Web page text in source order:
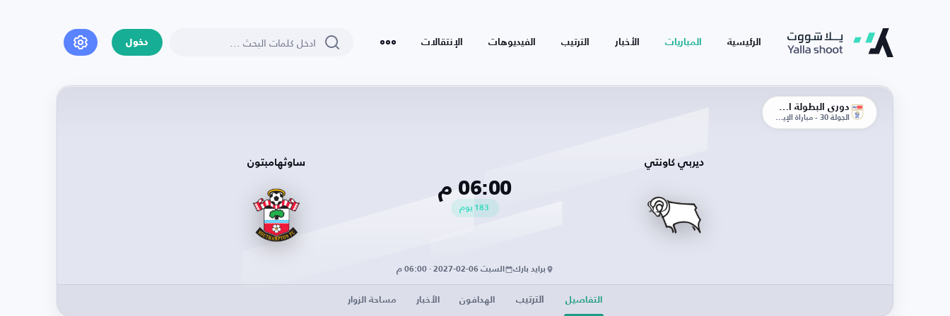
الرئيسية المباريات الأخبار الترتيب الفيديوهات الإنتقالات دخول
الجولة 30 - مباراة الإياب
ديربي كاونتي
06:00 م
183 يوم
ساوثهامبتون
برايد بارك السبت 06-02-2027 · 06:00 م
التفاصيل الترتيب الهدافون الأخبار مساحة الزوار